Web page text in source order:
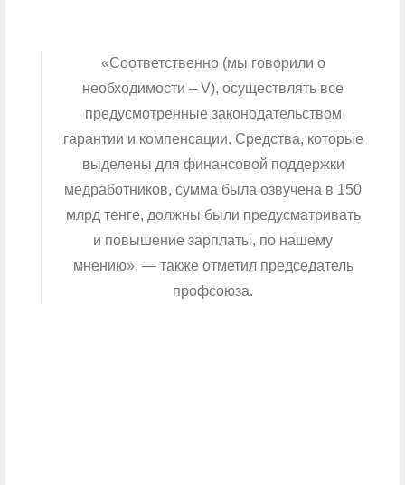
«Соответственно (мы говорили о
необходимости – V), осуществлять все
предусмотренные законодательством
гарантии и компенсации. Средства, которые
выделены для финансовой поддержки
медработников, сумма была озвучена в 150
млрд тенге, должны были предусматривать
и повышение зарплаты, по нашему
мнению», — также отметил председатель
профсоюза.